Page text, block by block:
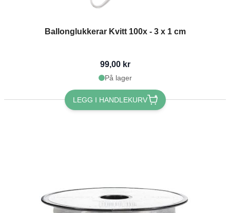
Ballonglukkerar Kvitt 100x - 3 x 1 cm
99,00 kr
På lager
LEGG I HANDLEKURV